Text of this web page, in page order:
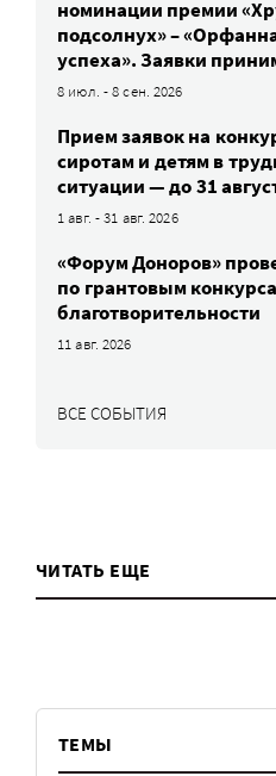
номинации премии
подсолнух» –
успеха». Заявки
8 июл. - 8 сен. 2026
Прием заявок на
сиротам и детям в
ситуации — до 31
1 авг. - 31 авг. 2026
«Форум Доноров»
по грантовым
благотворительности
11 авг. 2026
ВСЕ СОБЫТИЯ
ЧИТАТЬ ЕЩЕ
ТЕМЫ